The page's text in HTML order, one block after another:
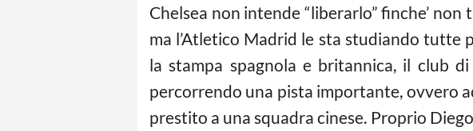
Chelsea non intende “liberarlo” finche’
ma l’Atletico Madrid le sta studiando tutte
la stampa spagnola e britannica, il club
percorrendo una pista importante, ovvero
prestito a una squadra cinese. Proprio